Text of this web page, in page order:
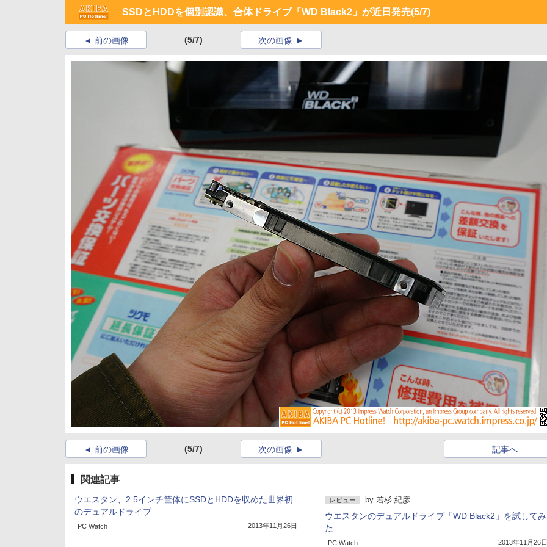
SSDとHDDを個別認識、合体ドライブ「WD Black2」が近日発売(5/7)
前の画像 (5/7) 次の画像
前の画像 (5/7) 記事へ
次の画像
関連記事
ウエスタン、2.5インチ筐体にSSDとHDDを収めた世界初
のデュアルドライブ
PC Watch 2013年11月26日
レビュー by 若杉 紀彦
ウエスタンのデュアルドライブ「WD Black2」を試してみ
た
PC Watch 2013年11月26日